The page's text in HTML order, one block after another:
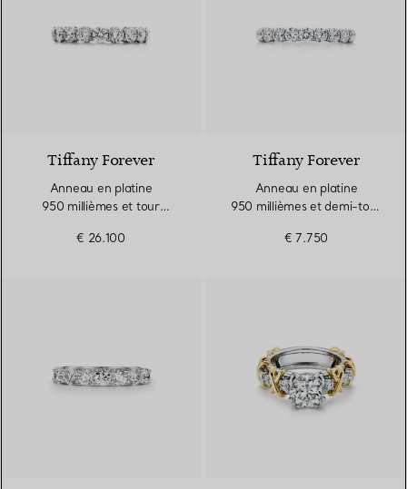
Tiffany Forever
Anneau en platine
950 millièmes et tour
Largeur
€ 26.100
Tiffany Forever
Anneau en platine
950 millièmes et demi-tour
€ 7.750